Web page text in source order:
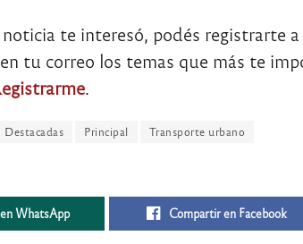
noticia te interesó, podés registrarte
tu correo los temas que más te
.
Destacadas Principal Transporte urbano
WhatsApp Compartir en Facebook